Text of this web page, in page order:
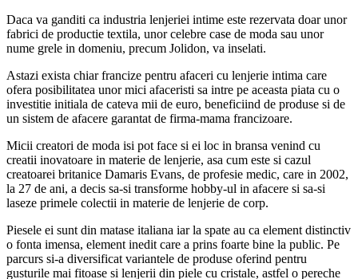
Daca va ganditi ca industria lenjeriei intime este rezervata doar unor
fabrici de productie textila, unor celebre case de moda sau unor
nume grele in domeniu, precum Jolidon, va inselati.
Astazi exista chiar francize pentru afaceri cu lenjerie intima care
ofera posibilitatea unor mici afaceristi sa intre pe aceasta piata cu o
investitie initiala de cateva mii de euro, beneficiind de produse si de
un sistem de afacere garantat de firma-mama francizoare.
Micii creatori de moda isi pot face si ei loc in bransa venind cu
creatii inovatoare in materie de lenjerie, asa cum este si cazul
creatoarei britanice Damaris Evans, de profesie medic, care in 2002,
la 27 de ani, a decis sa-si transforme hobby-ul in afacere si sa-si
laseze primele colectii in materie de lenjerie de corp.
Piesele ei sunt din matase italiana iar la spate au ca element distinctiv
o fonta imensa, element inedit care a prins foarte bine la public. Pe
parcurs si-a diversificat variantele de produse oferind pentru
gusturile mai fitoase si lenjerii din piele cu cristale, astfel o pereche